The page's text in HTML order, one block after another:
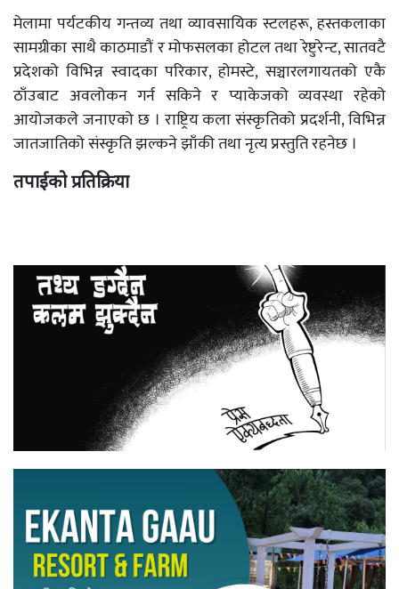
मेलामा पर्यटकीय गन्तव्य तथा व्यावसायिक स्टलहरू, हस्तकलाका
सामग्रीका साथै काठमाडौं र मोफसलका होटल तथा रेष्टुरेन्ट, सातवटै
प्रदेशको विभिन्न स्वादका परिकार, होमस्टे, सञ्चारलगायतको एकै
ठाँउबाट अवलोकन गर्न सकिने र प्याकेजको व्यवस्था रहेको
आयोजकले जनाएको छ । राष्ट्रिय कला संस्कृतिको प्रदर्शनी, विभिन्न
जातजातिको संस्कृति झल्कने झाँकी तथा नृत्य प्रस्तुति रहनेछ ।
तपाईको प्रतिक्रिया